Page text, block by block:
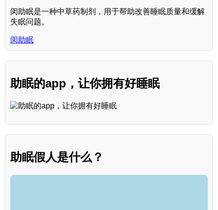
闵助眠是一种中草药制剂，用于帮助改善睡眠质量和缓解
失眠问题。
闵助眠
助眠的app，让你拥有好睡眠
助眠假人是什么？